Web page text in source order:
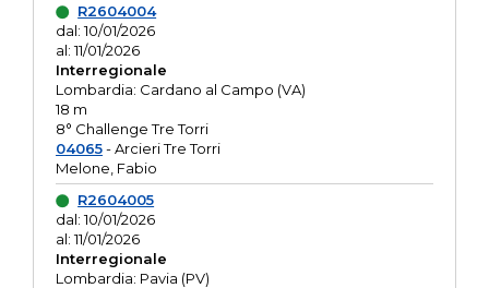
R2604004
dal: 10/01/2026
al: 11/01/2026
Interregionale
Lombardia: Cardano al Campo (VA)
18 m
8° Challenge Tre Torri
04065- Arcieri Tre Torri
Melone, Fabio
R2604005
dal: 10/01/2026
al: 11/01/2026
Interregionale
Lombardia: Pavia (PV)